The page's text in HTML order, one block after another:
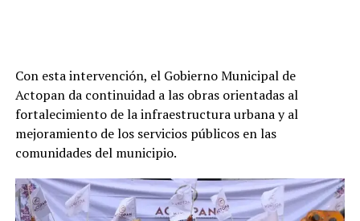
Con esta intervención, el Gobierno Municipal de
Actopan da continuidad a las obras orientadas al
fortalecimiento de la infraestructura urbana y al
mejoramiento de los servicios públicos en las
comunidades del municipio.